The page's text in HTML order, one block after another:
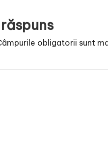
obligatorii sunt